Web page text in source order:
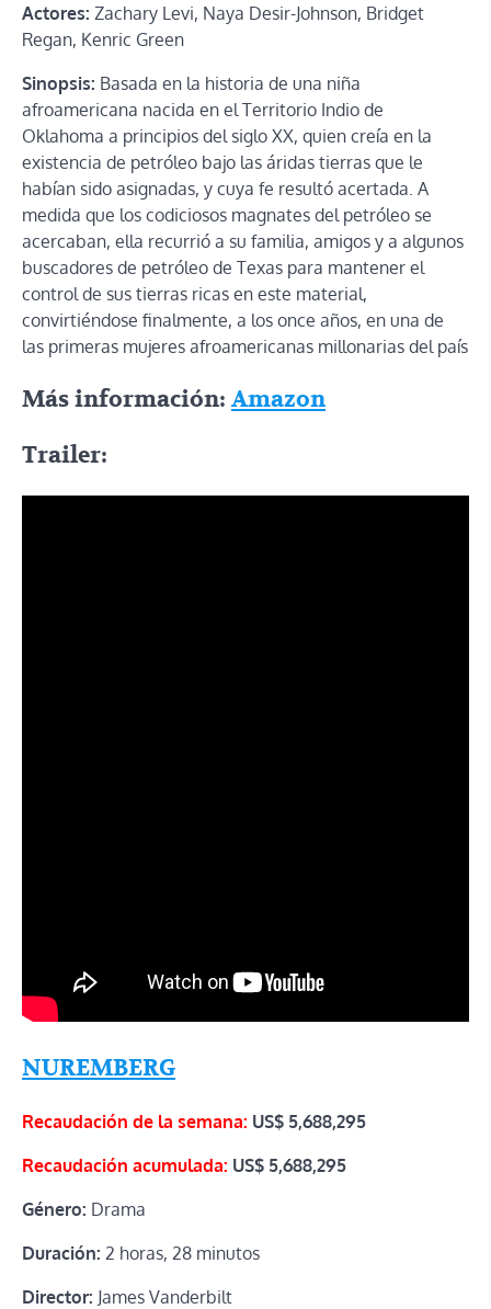
Actores: Zachary Levi, Naya Desir-Johnson, Bridget
Regan, Kenric Green
Sinopsis: Basada en la historia de una niña
afroamericana nacida en el Territorio Indio de
Oklahoma a principios del siglo XX, quien creía en la
existencia de petróleo bajo las áridas tierras que le
habían sido asignadas, y cuya fe resultó acertada. A
medida que los codiciosos magnates del petróleo se
acercaban, ella recurrió a su familia, amigos y a algunos
buscadores de petróleo de Texas para mantener el
control de sus tierras ricas en este material,
convirtiéndose finalmente, a los once años, en una de
las primeras mujeres afroamericanas millonarias del país
Más información:Amazon
Trailer:
NUREMBERG
Recaudación de la semana: US$ 5,688,295
Recaudación acumulada: US$ 5,688,295
Género: Drama
Duración: 2 horas, 28 minutos
Director: James Vanderbilt